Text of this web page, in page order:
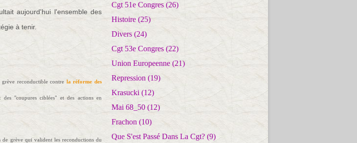
aujourd'hui l'ensemble des
à tenir.
reconductible contre la réforme des
"coupures ciblées" et des actions en
grève qui valident les reconductions du
Cgt 51e Congres (26)
Histoire (25)
Divers (24)
Cgt 53e Congres (22)
Union Europeenne (21)
Repression (19)
Krasucki (12)
Mai 68_50 (12)
Frachon (10)
Que S'est Passé Dans La Cgt? (9)